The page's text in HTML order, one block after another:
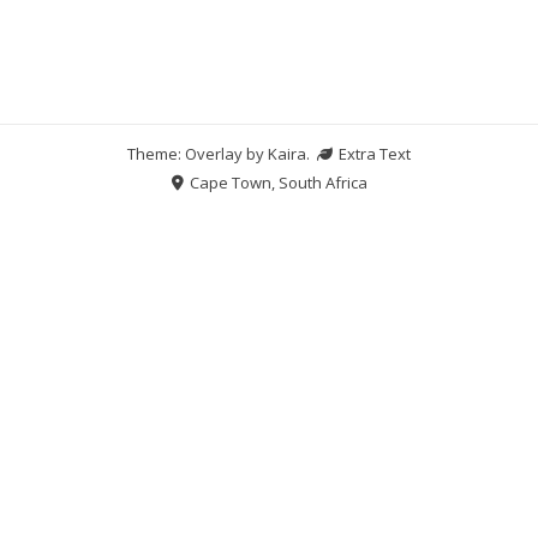
Theme: Overlay byKaira.
Extra Text
Cape Town, South Africa